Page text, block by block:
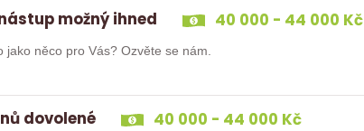
možný ihned 40 000 - 44 000 Kč
něco pro Vás? Ozvěte se nám.
dovolené 40 000 - 44 000 Kč